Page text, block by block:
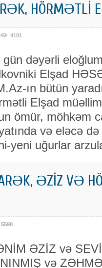
HÖRMƏTLİ
4101
gün dəyərli
Elşad
ın bütün
Elşad
ömür, möhkəm
və eləcə
yeni uğurlar
ƏZİZ VƏ
5598
ƏZİZ və
və